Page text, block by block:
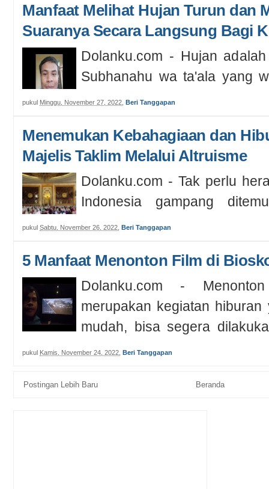
Manfaat Melihat Hujan Turun dan
Suaranya Secara Langsung Bagi
Dolanku.com - Hujan
Subhanahu wa ta'ala yang
pun turunnya hujan
pukul Minggu, November 27, 2022 Beri Tanggapan
Menemukan Kebahagiaan dan
Majelis Taklim Melalui Altruisme
Dolanku.com - Tak perlu
Indonesia gampang
bertempat seperti Masjid,
pukul Sabtu, November 26, 2022 Beri Tanggapan
5 Manfaat Menonton Film di
Dolanku.com -
merupakan kegiatan
mudah, bisa segera
pere...
pukul Kamis, November 24, 2022 Beri Tanggapan
Postingan Lebih Baru Beranda